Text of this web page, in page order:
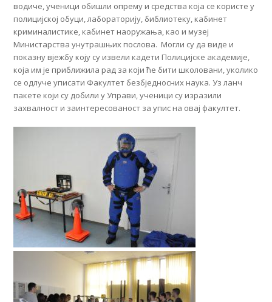
водиче, ученици обишли опрему и средства која се користе у
полицијској обуци, лабораторију, библиотеку, кабинет
криминалистике, кабинет наоружања, као и музеј
Министарства унутрашњих послова. Могли су да виде и
показну вјежбу коју су извели кадети Полицијске академије,
која им је приближила рад за који ће бити школовани, уколико
се одлуче уписати Факултет безбједносних наука. Уз ланч
пакете који су добили у Управи, ученици су изразили
захвалност и заинтересованост за упис на овај факултет.